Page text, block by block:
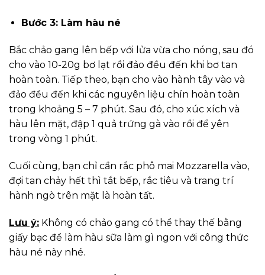
Bước 3: Làm hàu né
Bắc chảo gang lên bếp với lửa vừa cho nóng, sau đó
cho vào 10-20g bơ lạt rồi đảo đều đến khi bơ tan
hoàn toàn. Tiếp theo, bạn cho vào hành tây vào và
đảo đều đến khi các nguyên liệu chín hoàn toàn
trong khoảng 5 – 7 phút. Sau đó, cho xúc xích và
hàu lên mặt, đập 1 quả trứng gà vào rồi để yên
trong vòng 1 phút.
Cuối cùng, bạn chỉ cần rắc phô mai Mozzarella vào,
đợi tan chảy hết thì tắt bếp, rắc tiêu và trang trí
hành ngò trên mặt là hoàn tất.
Lưu ý: Không có chảo gang có thể thay thế bằng
giấy bạc để làm hàu sữa làm gì ngon với công thức
hàu né này nhé.